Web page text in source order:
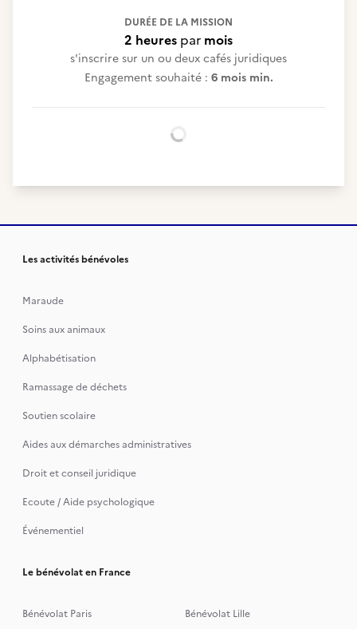
DURÉE DE LA MISSION
2 heures par mois
s'inscrire sur un ou deux cafés juridiques
Engagement souhaité : 6 mois min.
Chargement...
Les activités bénévoles
Maraude
Soins aux animaux
Alphabétisation
Ramassage de déchets
Soutien scolaire
Aides aux démarches administratives
Droit et conseil juridique
Ecoute / Aide psychologique
Événementiel
Le bénévolat en France
Bénévolat Paris
Bénévolat Lille